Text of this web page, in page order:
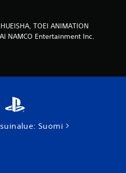
)
TOEI ANIMATION
NAMCO Entertainment Inc.
Suomi